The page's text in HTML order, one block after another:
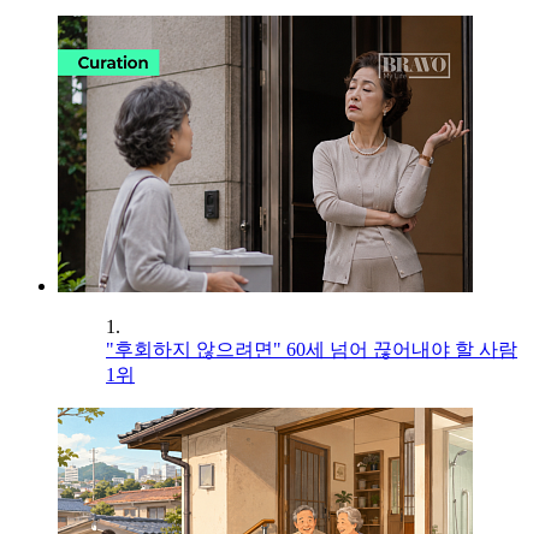
1.
"후회하지 않으려면" 60세 넘어 끊어내야 할 사람
1위